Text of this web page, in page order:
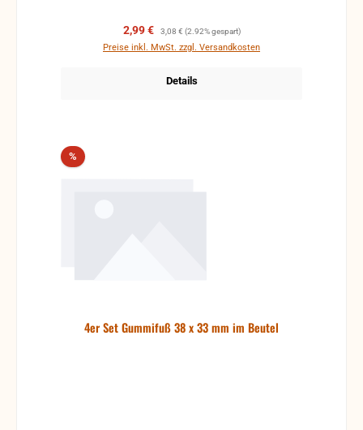
Verkaufspreis:
2,99 € Regulärer Preis:
3,08 € (2.92% gespart)
Preise inkl. MwSt. zzgl. Versandkosten
Details
%Rabatt
4er Set Gummifuß 38 x 33 mm im Beutel